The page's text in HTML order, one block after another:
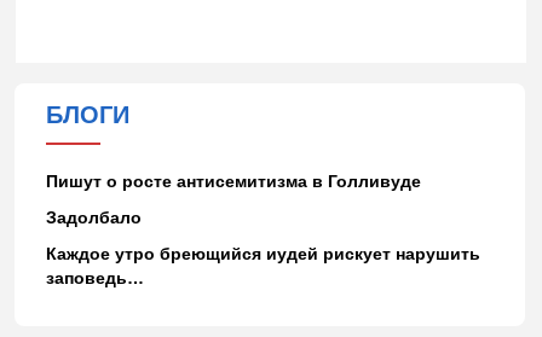
БЛОГИ
Пишут о росте антисемитизма в Голливуде
Задолбало
Каждое утро бреющийся иудей рискует нарушить
заповедь…